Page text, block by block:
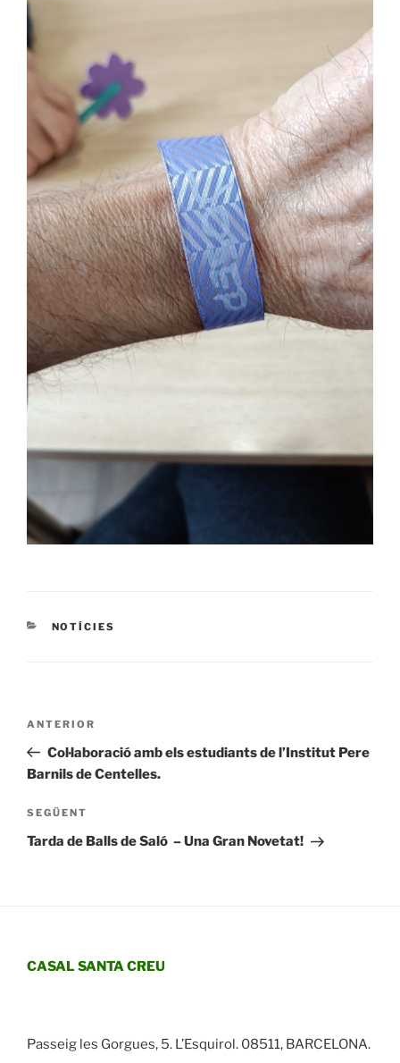
CATEGORIES
NOTÍCIES
Entrada
anterior
ANTERIOR
Col·laboració amb els estudiants de l’Institut Pere
Barnils de Centelles.
Entrada
següent
SEGÜENT
Tarda de Balls de Saló – Una Gran Novetat!
CASAL SANTA CREU
Passeig les Gorgues, 5. L’Esquirol. 08511, BARCELONA.